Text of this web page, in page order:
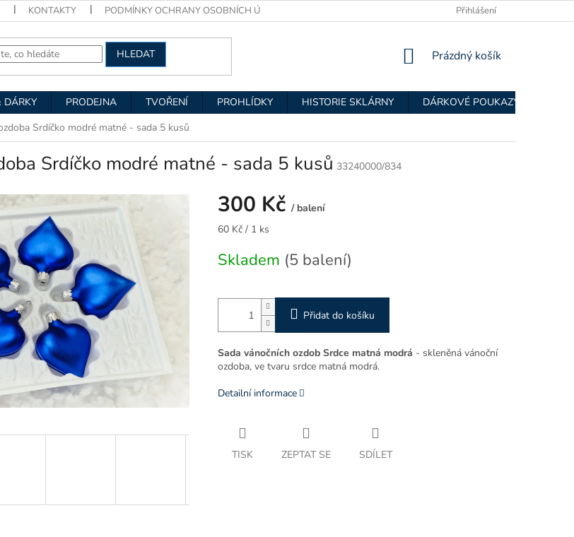
KONTAKTY PODMÍNKY OCHRANY OSOBNÍCH ÚDAJŮ Přihlášení
HLEDAT
NÁKUPNÍ
Prázdný košík
DÁRKY PRODEJNA TVOŘENÍ PROHLÍDKY HISTORIE SKLÁRNY DÁRKOVÉ POUKAZY
Srdíčko modré matné - sada 5 kusů
Srdíčko modré matné - sada 5 kusů 33240000/834
300 Kč / balení
Měrná
60 Kč / 1 ks
Skladem (5 balení)
Přidat do košíku
Sada vánočních ozdob Srdce matná modrá - skleněná vánoční
ozdoba, ve tvaru srdce matná modrá.
Detailní informace
TISK ZEPTAT SE SDÍLET